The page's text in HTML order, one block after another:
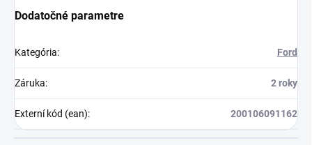
Dodatočné parametre
Kategória: Ford
Záruka: 2 roky
Externí kód (ean): 200106091162